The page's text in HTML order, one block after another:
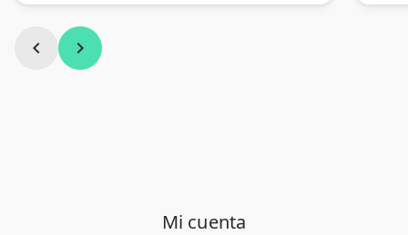
chevron_left chevron_right
Mi cuenta